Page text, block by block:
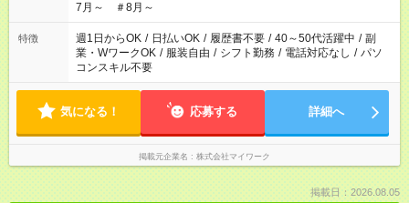
7月～ ＃8月～
特徴 週1日からOK / 日払いOK / 履歴書不要 / 40～50代活躍中 / 副
業・WワークOK / 服装自由 / シフト勤務 / 電話対応なし / パソ
コンスキル不要
気になる！ 応募する 詳細へ
掲載元企業名 株式会社マイワーク
掲載日：2026.08.05